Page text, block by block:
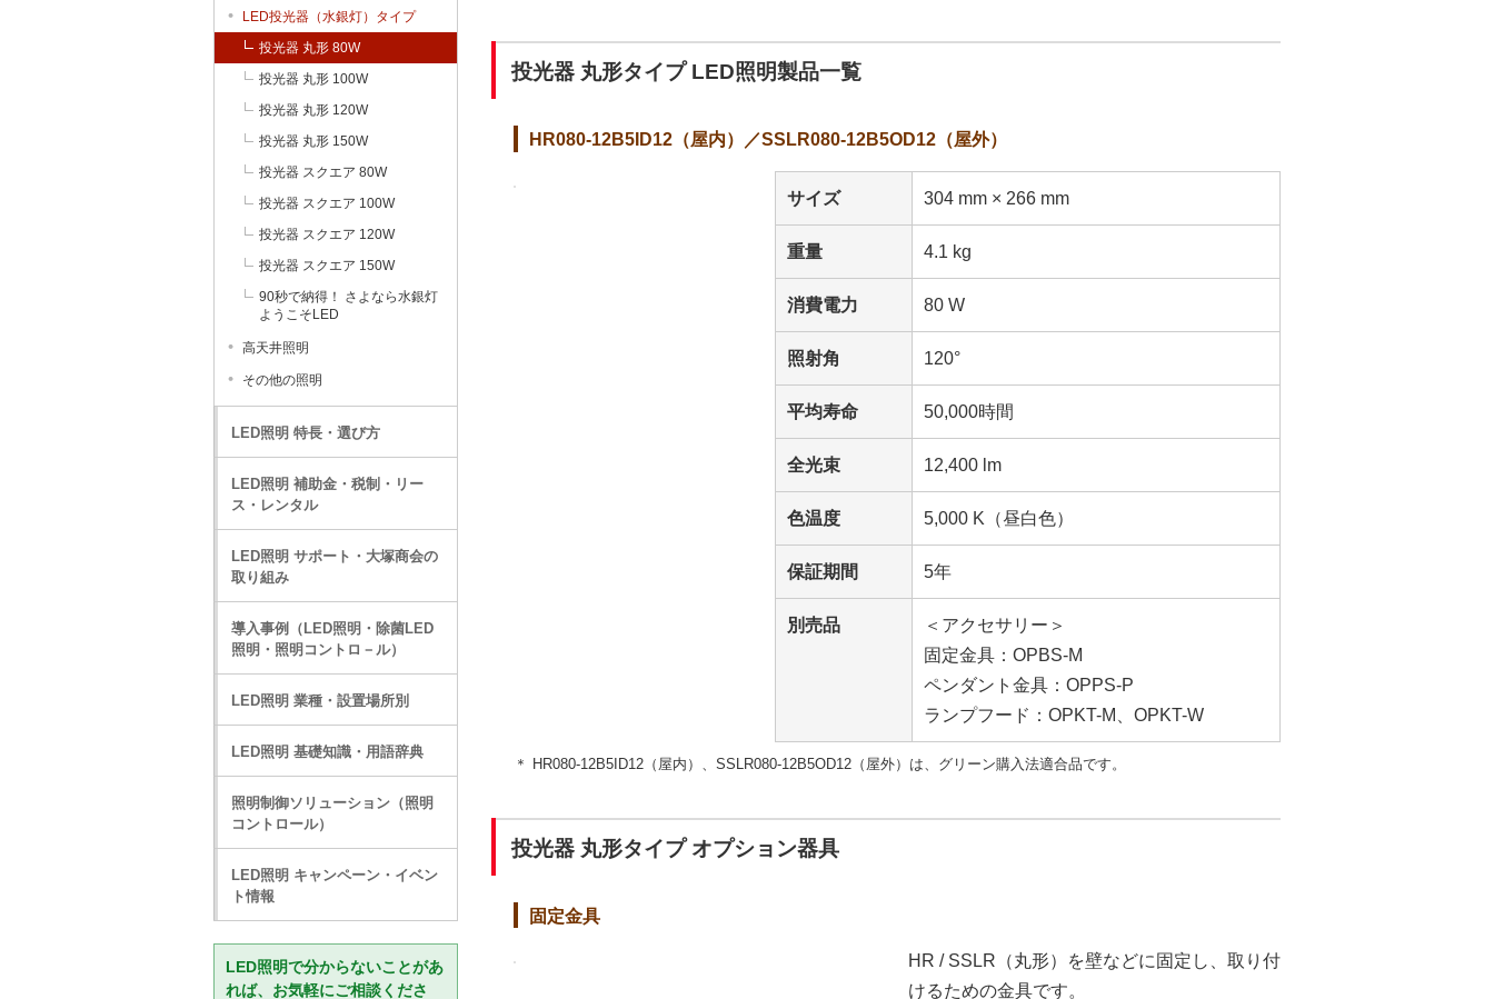
投光器 丸形タイプ LED照明製品一覧
HR080-12B5ID12（屋内）／SSLR080-12B5OD12（屋外）
サイズ 304 mm × 266 mm
重量 4.1 kg
消費電力 80 W
照射角 120°
平均寿命 50,000時間
全光束 12,400 lm
色温度 5,000 K（昼白色）
保証期間 5年
別売品
＜アクセサリー＞
固定金具：OPBS-M
ペンダント金具：OPPS-P
ランプフード：OPKT-M、OPKT-W
＊ HR080-12B5ID12（屋内）、SSLR080-12B5OD12（屋外）は、グリーン購入法適合品です。
投光器 丸形タイプ オプション器具
固定金具
HR / SSLR（丸形）を壁などに固定し、取り付
けるための金具です。
LED投光器（水銀灯）タイプ
投光器 丸形 80W
投光器 丸形 100W
投光器 丸形 120W
投光器 丸形 150W
投光器 スクエア 80W
投光器 スクエア 100W
投光器 スクエア 120W
投光器 スクエア 150W
90秒で納得！ さよなら水銀灯
ようこそLED
高天井照明
その他の照明
LED照明 特長・選び方
LED照明 補助金・税制・リー
ス・レンタル
LED照明 サポート・大塚商会の
取り組み
導入事例（LED照明・除菌LED
照明・照明コントロ－ル）
LED照明 業種・設置場所別
LED照明 基礎知識・用語辞典
照明制御ソリューション（照明
コントロール）
LED照明 キャンペーン・イベン
ト情報
LED照明で分からないことがあ
れば、お気軽にご相談くださ